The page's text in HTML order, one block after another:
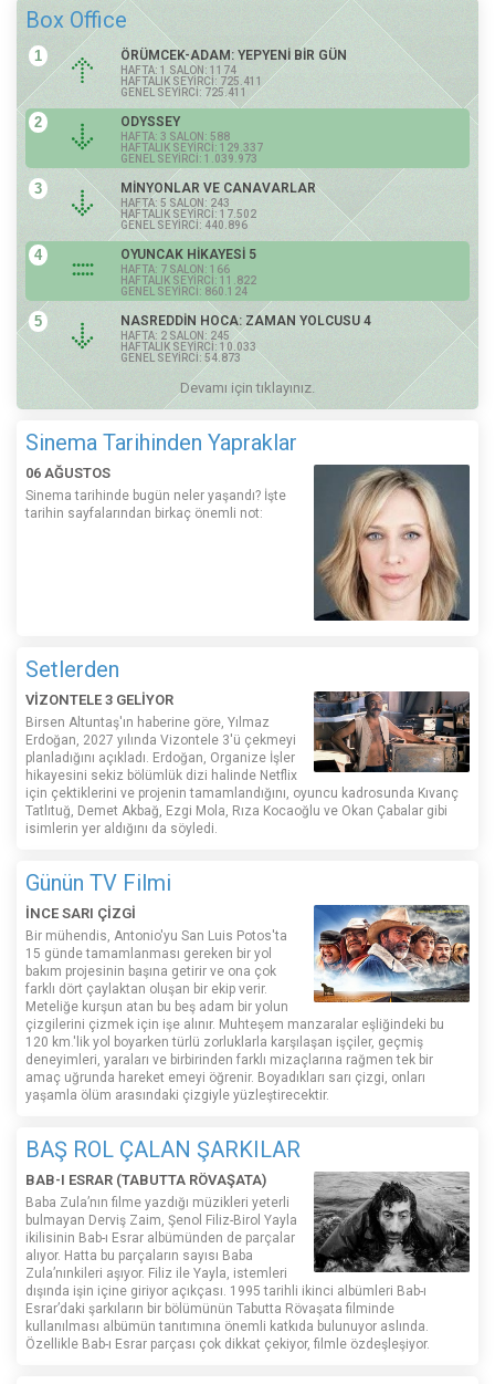
Box Office
1 ÖRÜMCEK-ADAM: YEPYENİ BİR GÜN
HAFTA: 1 SALON: 1174
HAFTALIK SEYİRCİ: 725.411
GENEL SEYİRCİ: 725.411
2 ODYSSEY
HAFTA: 3 SALON: 588
HAFTALIK SEYİRCİ: 129.337
GENEL SEYİRCİ: 1.039.973
3 MİNYONLAR VE CANAVARLAR
HAFTA: 5 SALON: 243
HAFTALIK SEYİRCİ: 17.502
GENEL SEYİRCİ: 440.896
4 OYUNCAK HİKAYESİ 5
HAFTA: 7 SALON: 166
HAFTALIK SEYİRCİ: 11.822
GENEL SEYİRCİ: 860.124
5 NASREDDİN HOCA: ZAMAN YOLCUSU 4
HAFTA: 2 SALON: 245
HAFTALIK SEYİRCİ: 10.033
GENEL SEYİRCİ: 54.873
Devamı için tıklayınız.
Sinema Tarihinden Yapraklar
06 AĞUSTOS
Sinema tarihinde bugün neler yaşandı? İşte
tarihin sayfalarından birkaç önemli not:
Setlerden
VİZONTELE 3 GELİYOR
Birsen Altuntaş'ın haberine göre, Yılmaz
Erdoğan, 2027 yılında Vizontele 3'ü çekmeyi
planladığını açıkladı. Erdoğan, Organize İşler
hikayesini sekiz bölümlük dizi halinde Netflix
için çektiklerini ve projenin tamamlandığını, oyuncu kadrosunda Kıvanç
Tatlıtuğ, Demet Akbağ, Ezgi Mola, Rıza Kocaoğlu ve Okan Çabalar gibi
isimlerin yer aldığını da söyledi.
Günün TV Filmi
İNCE SARI ÇİZGİ
Bir mühendis, Antonio'yu San Luis Potos'ta
15 günde tamamlanması gereken bir yol
bakım projesinin başına getirir ve ona çok
farklı dört çaylaktan oluşan bir ekip verir.
Meteliğe kurşun atan bu beş adam bir yolun
çizgilerini çizmek için işe alınır. Muhteşem manzaralar eşliğindeki bu
120 km.'lik yol boyarken türlü zorluklarla karşılaşan işçiler, geçmiş
deneyimleri, yaraları ve birbirinden farklı mizaçlarına rağmen tek bir
amaç uğrunda hareket emeyi öğrenir. Boyadıkları sarı çizgi, onları
yaşamla ölüm arasındaki çizgiyle yüzleştirecektir.
BAŞ ROL ÇALAN ŞARKILAR
BAB-I ESRAR (TABUTTA RÖVAŞATA)
Baba Zula’nın filme yazdığı müzikleri yeterli
bulmayan Derviş Zaim, Şenol Filiz-Birol Yayla
ikilisinin Bab-ı Esrar albümünden de parçalar
alıyor. Hatta bu parçaların sayısı Baba
Zula’nınkileri aşıyor. Filiz ile Yayla, istemleri
dışında işin içine giriyor açıkçası. 1995 tarihli ikinci albümleri Bab-ı
Esrar’daki şarkıların bir bölümünün Tabutta Rövaşata filminde
kullanılması albümün tanıtımına önemli katkıda bulunuyor aslında.
Özellikle Bab-ı Esrar parçası çok dikkat çekiyor, filmle özdeşleşiyor.